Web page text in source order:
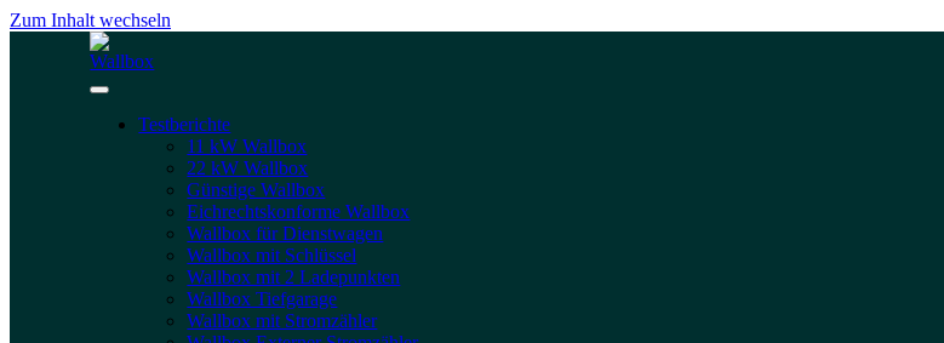
Zum Inhalt wechseln
Testberichte
11 kW Wallbox
22 kW Wallbox
Günstige Wallbox
Eichrechtskonforme Wallbox
Wallbox für Dienstwagen
Wallbox mit Schlüssel
Wallbox mit 2 Ladepunkten
Wallbox Tiefgarage
Wallbox mit Stromzähler